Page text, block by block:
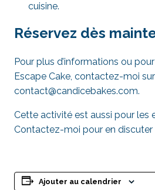
cuisine.
Réservez dès
Pour plus d’informations ou
Escape Cake, contactez-moi sur
contact@candicebakes.com.
Cette activité est aussi pour les
Contactez-moi pour en discuter
Ajouter au calendrier